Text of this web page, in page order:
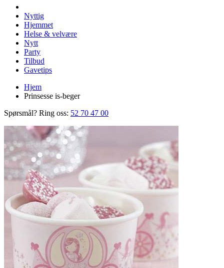
Nyttig
Hjemmet
Helse & velvære
Nytt
Party
Tilbud
Gavetips
Hjem
Prinsesse is-beger
Spørsmål? Ring oss: 52 70 47 00